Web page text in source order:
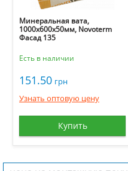
Минеральная вата,
1000х600х50мм, Novoterm
Фасад 135
Есть в наличии
151.50 грн
Узнать оптовую цену
Купить